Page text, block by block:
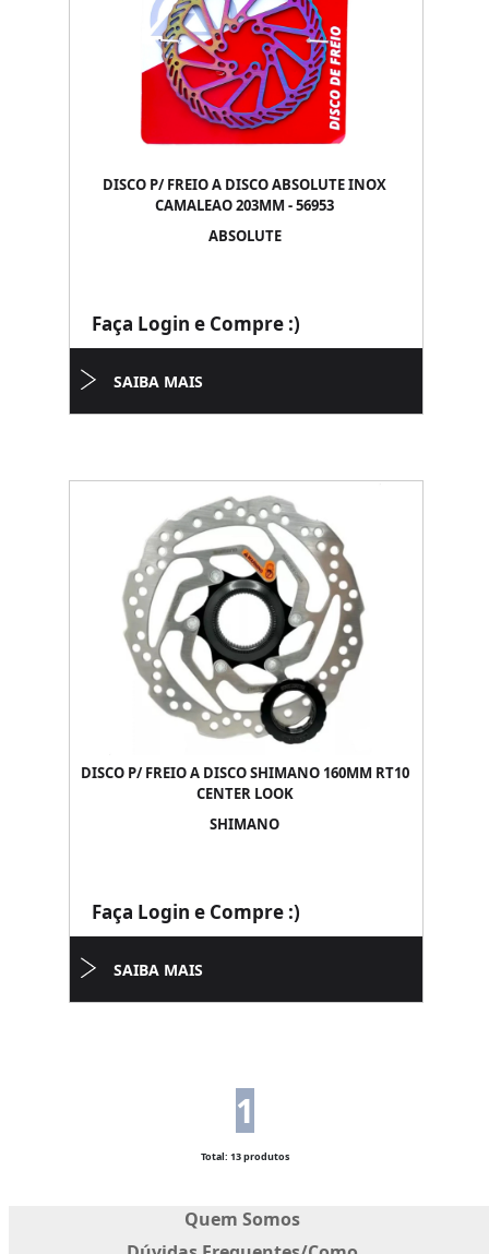
DISCO P/ FREIO A DISCO ABSOLUTE INOX
CAMALEAO 203MM - 56953
ABSOLUTE
Faça Login e Compre :)
SAIBA MAIS
DISCO P/ FREIO A DISCO SHIMANO 160MM RT10
CENTER LOOK
SHIMANO
Faça Login e Compre :)
SAIBA MAIS
1
Total: 13 produtos
Quem Somos